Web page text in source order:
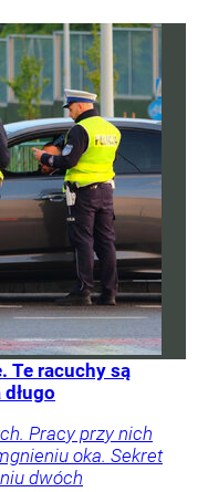
Te racuchy są
Pracy przy nich
oka. Sekret
dwóch